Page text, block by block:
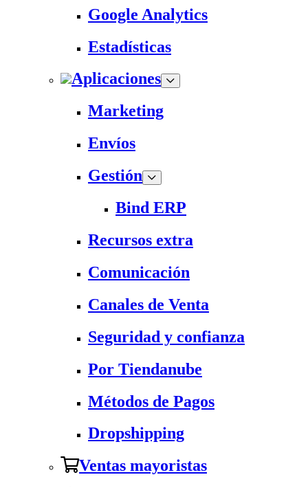
Google Analytics
Estadísticas
Aplicaciones
Marketing
Envíos
Gestión
Bind ERP
Recursos extra
Comunicación
Canales de Venta
Seguridad y confianza
Por Tiendanube
Métodos de Pagos
Dropshipping
Ventas mayoristas